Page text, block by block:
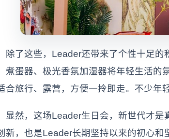
了这些，Leader还带来了个性十足的
煮蛋器、极光香氛加湿器将年轻生活的
合旅行、露营，方便一拎即走。不少年
然，这场Leader生日会，新世代才是
新，也是Leader长期坚持以来的初心和